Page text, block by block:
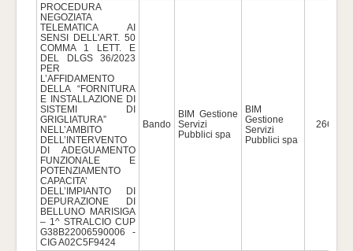
PROCEDURA
NEGOZIATA
TELEMATICA AI
SENSI DELL'ART. 50
COMMA 1 LETT. E
DEL DLGS 36/2023
PER
L’AFFIDAMENTO
DELLA “FORNITURA
E INSTALLAZIONE DI
SISTEMI DI
GRIGLIATURA”
NELL’AMBITO
DELL’INTERVENTO
DI ADEGUAMENTO
FUNZIONALE E
POTENZIAMENTO
CAPACITA’
DELL’IMPIANTO DI
DEPURAZIONE DI
BELLUNO MARISIGA
– 1^ STRALCIO CUP
G38B22006590006 -
CIG A02C5F9424
Bando
BIM Gestione
Servizi
Pubblici spa
BIM
Gestione
Servizi
Pubblici spa